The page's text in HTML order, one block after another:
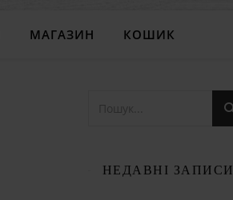
МАГАЗИН КОШИК
НЕДАВНІ ЗАПИСИ